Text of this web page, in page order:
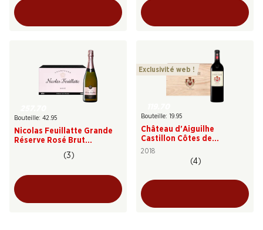
Bouteille: 42.95
Nicolas Feuillatte Grande
Réserve Rosé Brut
(3)
Exclusivité web !
Bouteille: 19.95
Château d'Aiguilhe
Castillon Côtes de
Bordeaux AOC
2018
(4)